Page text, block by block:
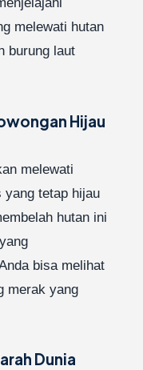
melewati hutan
burung laut
Hijau
melewati
yang tetap hijau
hutan ini
bisa melihat
merak yang
Dunia